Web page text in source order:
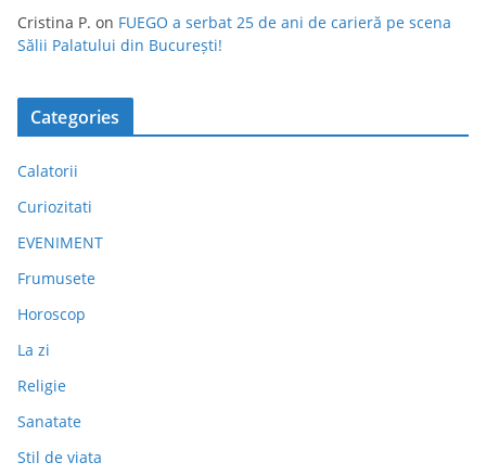
Cristina P. on FUEGO a serbat 25 de ani de carieră pe scena
Sălii Palatului din București!
Categories
Calatorii
Curiozitati
EVENIMENT
Frumusete
Horoscop
La zi
Religie
Sanatate
Stil de viata